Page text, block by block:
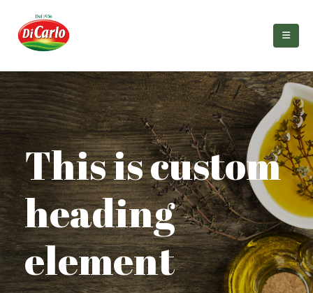
This is custom
heading
element